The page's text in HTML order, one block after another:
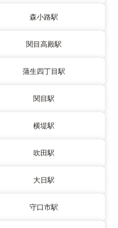
森小路駅
関目高殿駅
蒲生四丁目駅
関目駅
横堤駅
吹田駅
大日駅
守口市駅